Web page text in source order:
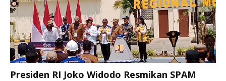
Presiden RI Joko Widodo Resmikan SPAM